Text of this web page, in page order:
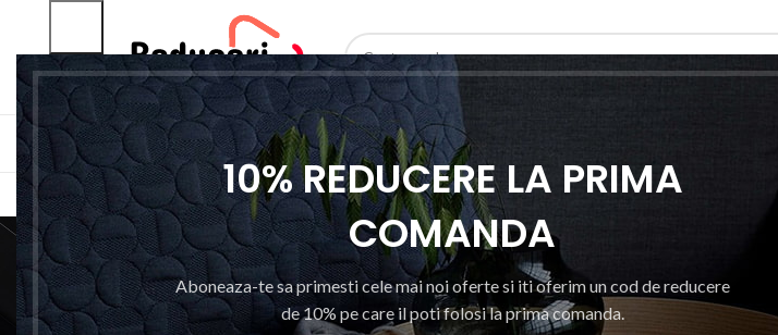
10% REDUCERE LA PRIMA
COMANDA
Aboneaza-te sa primesti cele mai noi oferte si iti oferim un cod de reducere
de 10% pe care il poti folosi la prima comanda.
SELECTEAZA CATEGORIE
CATEGORII PRODUSE ACASARESIGILATE
Coliere
ACCESORII ARTICOLE SANATATE SI WELLNESSAUTOCASA, GRADINA SI BRICOLAJ